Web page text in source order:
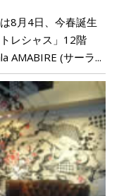
8月4日、今春誕生
レシャス」12階
AMABIRE (サーラ...